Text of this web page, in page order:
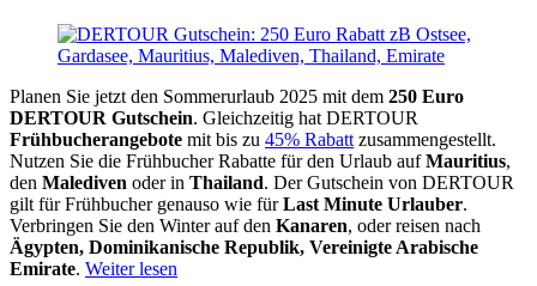
Planen Sie jetzt den Sommerurlaub 2025 mit dem 250 Euro
DERTOUR Gutschein. Gleichzeitig hat DERTOUR
Frühbucherangebote mit bis zu 45% Rabatt zusammengestellt.
Nutzen Sie die Frühbucher Rabatte für den Urlaub aufMauritius,
den Malediven oder in Thailand. Der Gutschein von DERTOUR
gilt für Frühbucher genauso wie fürLast Minute Urlauber.
Verbringen Sie den Winter auf den Kanaren, oder reisen nach
Ägypten, Dominikanische Republik, Vereinigte Arabische
Emirate. Weiter lesen